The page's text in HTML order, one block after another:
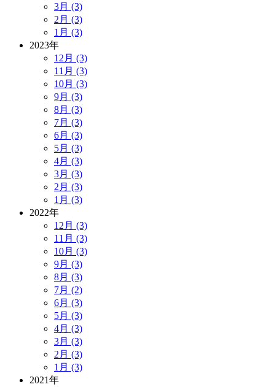
3月 (3)
2月 (3)
1月 (3)
2023年
12月 (3)
11月 (3)
10月 (3)
9月 (3)
8月 (3)
7月 (3)
6月 (3)
5月 (3)
4月 (3)
3月 (3)
2月 (3)
1月 (3)
2022年
12月 (3)
11月 (3)
10月 (3)
9月 (3)
8月 (3)
7月 (2)
6月 (3)
5月 (3)
4月 (3)
3月 (3)
2月 (3)
1月 (3)
2021年